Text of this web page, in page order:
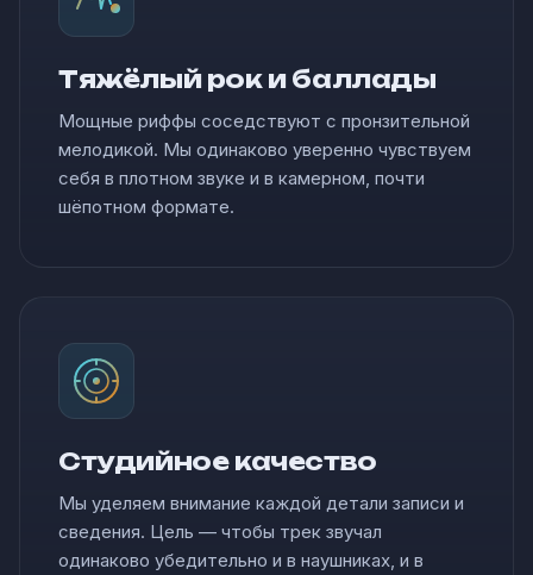
Тяжёлый рок и баллады
Мощные риффы соседствуют с пронзительной
мелодикой. Мы одинаково уверенно чувствуем
себя в плотном звуке и в камерном, почти
шёпотном формате.
Студийное качество
Мы уделяем внимание каждой детали записи и
сведения. Цель — чтобы трек звучал
одинаково убедительно и в наушниках, и в